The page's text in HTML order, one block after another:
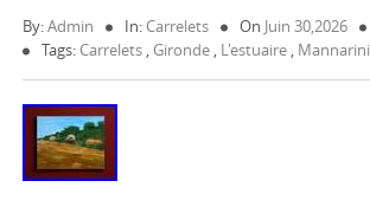
By:Admin In: Carrelets On Juin 30,2026
Tags: Carrelets , Gironde , L'estuaire , Mannarini